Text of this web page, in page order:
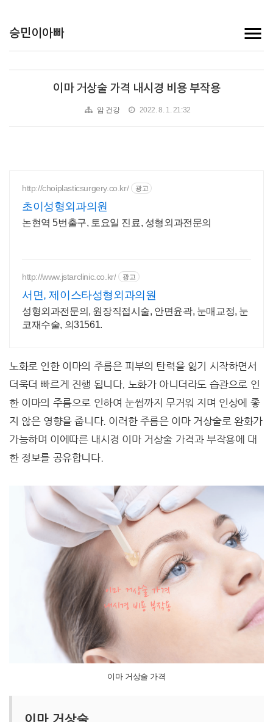
승민이아빠
이마 거상술 가격 내시경 비용 부작용
암 건강 2022. 8. 1. 21:32
http://choiplasticsurgery.co.kr/ 광고
초이성형외과의원
논현역 5번출구, 토요일 진료, 성형외과전문의
http://www.jstarclinic.co.kr/ 광고
서면, 제이스타성형외과의원
성형외과전문의, 원장직접시술, 안면윤곽, 눈매교정, 눈
코재수술, 의31561.
노화로 인한 이마의 주름은 피부의 탄력을 잃기 시작하면서
더욱더 빠르게 진행 됩니다. 노화가 아니더라도 습관으로 인
한 이마의 주름으로 인하여 눈썹까지 무거워 지며 인상에 좋
지 않은 영향을 줍니다. 이러한 주름은 이마 거상술로 완화가
가능하며 이에따른 내시경 이마 거상술 가격과 부작용에 대
한 정보를 공유합니다.
이마 거상술 가격
이마 거상술